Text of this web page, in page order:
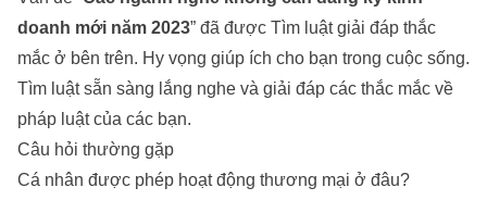
doanh mới năm 2023” đã được Tìm luật giải đáp thắc
mắc ở bên trên. Hy vọng giúp ích cho bạn trong cuộc sống.
Tìm luật sẵn sàng lắng nghe và giải đáp các thắc mắc về
pháp luật của các bạn.
Câu hỏi thường gặp
Cá nhân được phép hoạt động thương mại ở đâu?